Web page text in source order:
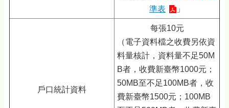
準表
」
戶口統計資料
每張10元
（電子資料檔之收費另依資
料量核計，資料量不足50M
B者，收費新臺幣1000元；
50MB至不足100MB者，收
費新臺幣1500元；100MB